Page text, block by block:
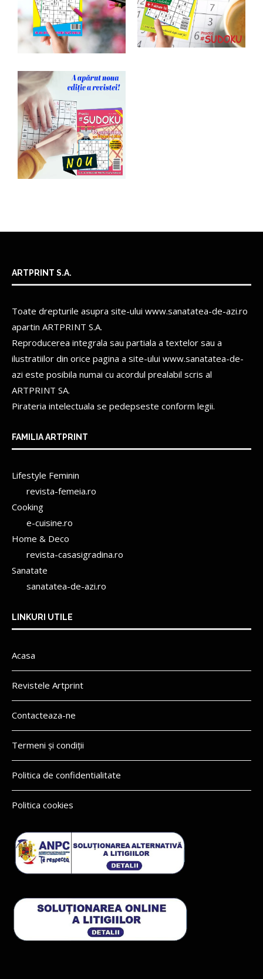
ARTPRINT S.A.
Toate drepturile asupra site-ului www.sanatatea-de-azi.ro
apartin ARTPRINT S.A.
Reproducerea integrala sau partiala a textelor sau a
ilustratiilor din orice pagina a site-ului www.sanatatea-de-
azi este posibila numai cu acordul prealabil scris al
ARTPRINT SA.
Pirateria intelectuala se pedepseste conform legii.
FAMILIA ARTPRINT
Lifestyle Feminin
revista-femeia.ro
Cooking
e-cuisine.ro
Home & Deco
revista-casasigradina.ro
Sanatate
sanatatea-de-azi.ro
LINKURI UTILE
Acasa
Revistele Artprint
Contacteaza-ne
Termeni și condiții
Politica de confidentialitate
Politica cookies